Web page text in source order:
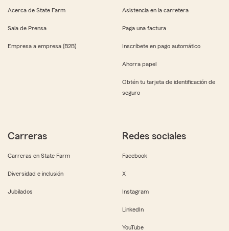
Acerca de State Farm
Sala de Prensa
Empresa a empresa (B2B)
Asistencia en la carretera
Paga una factura
Inscríbete en pago automático
Ahorra papel
Obtén tu tarjeta de identificación de
seguro
Carreras
Carreras en State Farm
Diversidad e inclusión
Jubilados
Redes sociales
Facebook
X
Instagram
LinkedIn
YouTube